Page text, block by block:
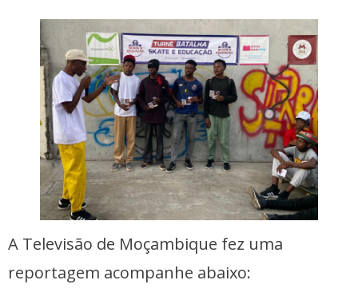
A Televisão de Moçambique fez uma
reportagem acompanhe abaixo: